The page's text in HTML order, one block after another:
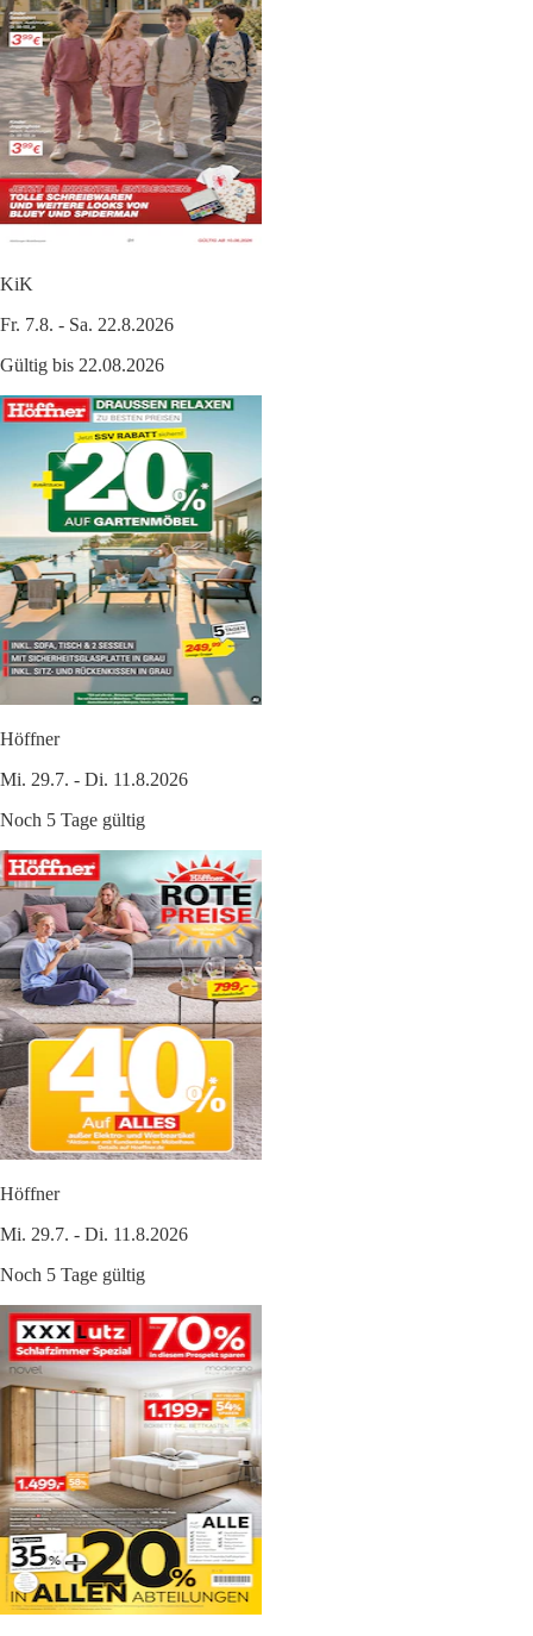
KiK
Fr. 7.8. - Sa. 22.8.2026
Gültig bis 22.08.2026
Höffner
Mi. 29.7. - Di. 11.8.2026
Noch 5 Tage gültig
Höffner
Mi. 29.7. - Di. 11.8.2026
Noch 5 Tage gültig